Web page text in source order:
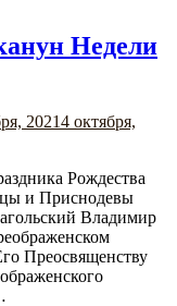
Недели
20214 октября,
Рождества
и Приснодевы
Владимир
Преосвященству